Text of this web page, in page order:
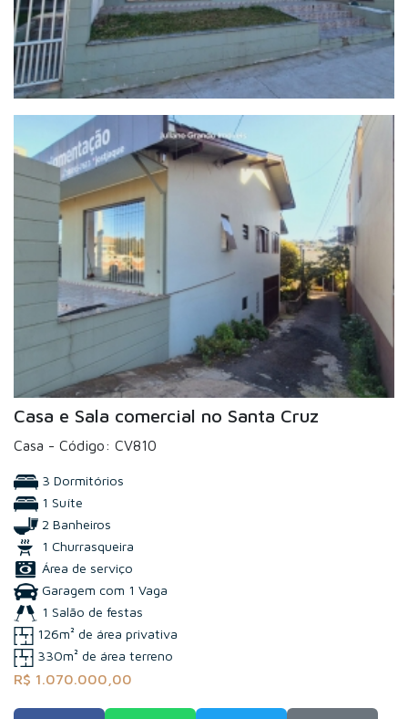
Casa e Sala comercial no Santa Cruz
Casa - Código: CV810
3 Dormitórios
1 Suíte
2 Banheiros
1 Churrasqueira
Área de serviço
Garagem com 1 Vaga
1 Salão de festas
126m² de área privativa
330m² de área terreno
R$ 1.070.000,00